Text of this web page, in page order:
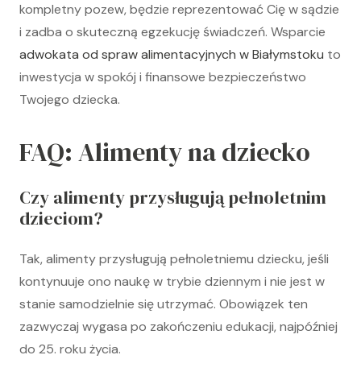
kompletny pozew, będzie reprezentować Cię w sądzie
i zadba o skuteczną egzekucję świadczeń. Wsparcie
adwokata od spraw alimentacyjnych w Białymstoku to
inwestycja w spokój i finansowe bezpieczeństwo
Twojego dziecka.
FAQ: Alimenty na dziecko
Czy alimenty przysługują pełnoletnim
dzieciom?
Tak, alimenty przysługują pełnoletniemu dziecku, jeśli
kontynuuje ono naukę w trybie dziennym i nie jest w
stanie samodzielnie się utrzymać. Obowiązek ten
zazwyczaj wygasa po zakończeniu edukacji, najpóźniej
do 25. roku życia.